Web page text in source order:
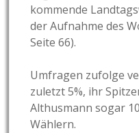
kommende
der Aufnahme des
Seite 66).
Umfragen zufolge
zuletzt 5%, ihr
Althusmann sogar
Wählern.